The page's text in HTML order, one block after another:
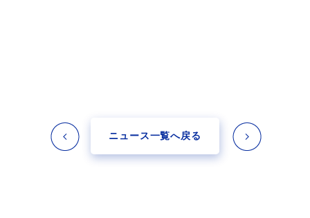
ニュース一覧へ戻る